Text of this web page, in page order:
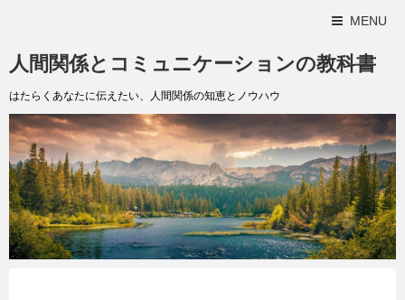
MENU
人間関係とコミュニケーションの教科書
はたらくあなたに伝えたい、人間関係の知恵とノウハウ